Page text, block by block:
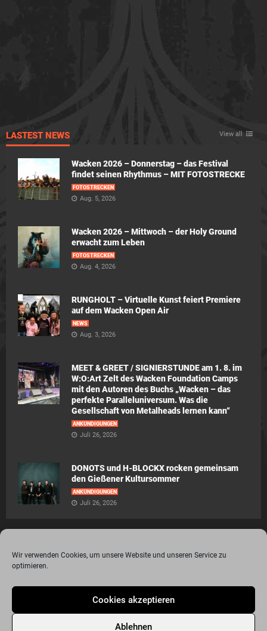
Wir verwenden Cookies, um unsere Website und unseren Service zu
optimieren.
Cookies akzeptieren
Ablehnen
LASTEST NEWS View all
Wacken 2026 – Donnerstag – das Festival
findet seinen Rhythmus – MIT FOTOSTRECKE
FOTOSTRECKEN
Aug. 5, 2026
Wacken 2026 – Mittwoch – der Holy Ground
erwacht zum Leben
FOTOSTRECKEN
Aug. 4, 2026
RUNGHOLT – Virtuelle Kunst feiert Premiere
auf dem Wacken Open Air
NEWS
Aug. 3, 2026
MEET & GREET / SIGNIERSTUNDE am 1. 8. im
W:O:Art Zelt des Wacken Foundation Camps
mit den Autoren des Buchs „Wacken – das
perfekte Paralleluniversum. Was die
Gesellschaft von Metalheads lernen kann“
ANKÜNDIGUNGEN
Juli 26, 2026
DONOTS und H-BLOCKX rocken gemeinsam
den Gießener Kultursommer
ANKÜNDIGUNGEN
Juli 26, 2026
Unterstützung von the surface new media gmbh